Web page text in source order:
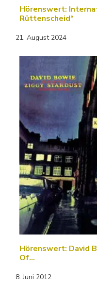
Hörenswert:
Rüttenscheid“
21. August 2024
Hörenswert: David
Of…
8. Juni 2012